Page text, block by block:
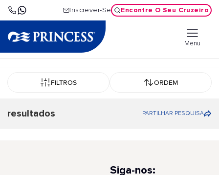
Inscrever-Se Encontre O Seu Cruzeiro
Menu
FILTROS ORDEM
resultados PARTILHAR PESQUISA
Siga-nos: